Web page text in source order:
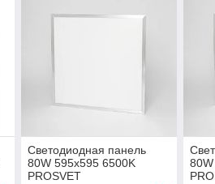
Светодиодная панель
80W 595х595 6500K
PROSVET